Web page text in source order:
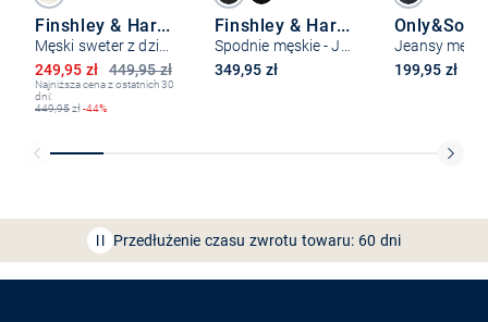
Finshley & Harding London
449,95 zł
Obniżona cena
249,95 zł
Najniższa cena z ostatnich 30
dni:
449,95zł-44%
Finshley & Harding London
349,95 zł
Only&Sons
199,95 zł
Przedłużenie czasu zwrotu towaru: 60 dni
Odkryj aplikację VANGRAAF